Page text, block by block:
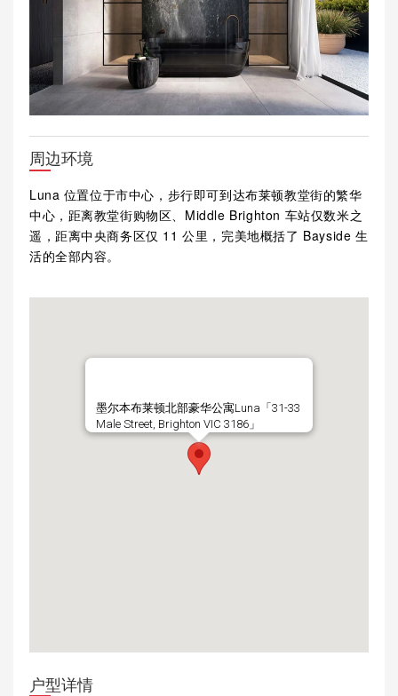
周边环境
Luna 位置位于市中心，步行即可到达布莱顿教堂街的繁华
中心，距离教堂街购物区、Middle Brighton 车站仅数米之
遥，距离中央商务区仅 11 公里，完美地概括了 Bayside 生
活的全部内容。
墨尔本布莱顿北部豪华公寓Luna「31-33
Male Street, Brighton VIC 3186」
户型详情